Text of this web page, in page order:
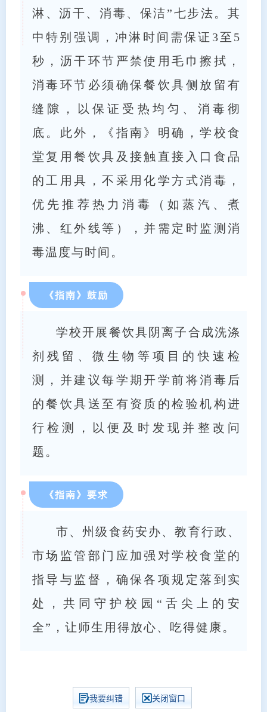
淋、沥干、消毒、保洁”七步法。其
中特别强调，冲淋时间需保证3至5
秒，沥干环节严禁使用毛巾擦拭，
消毒环节必须确保餐饮具侧放留有
缝隙，以保证受热均匀、消毒彻
底。此外，《指南》明确，学校食
堂复用餐饮具及接触直接入口食品
的工用具，不采用化学方式消毒，
优先推荐热力消毒（如蒸汽、煮
沸、红外线等），并需定时监测消
毒温度与时间。
《指南》鼓励
学校开展餐饮具阴离子合成洗涤
剂残留、微生物等项目的快速检
测，并建议每学期开学前将消毒后
的餐饮具送至有资质的检验机构进
行检测，以便及时发现并整改问
题。
《指南》要求
市、州级食药安办、教育行政、
市场监管部门应加强对学校食堂的
指导与监督，确保各项规定落到实
处，共同守护校园“舌尖上的安
全”，让师生用得放心、吃得健康。
我要纠错 关闭窗口